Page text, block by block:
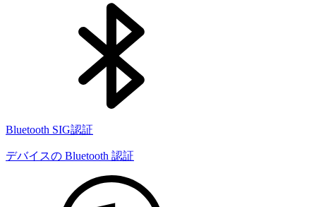
Bluetooth SIG認証
デバイスの Bluetooth 認証